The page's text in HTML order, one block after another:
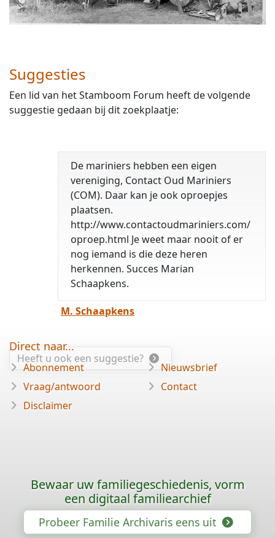
Suggesties
Een lid van het Stamboom Forum heeft de volgende
suggestie gedaan bij dit zoekplaatje:
De mariniers hebben een eigen
vereniging, Contact Oud Mariniers
(COM). Daar kan je ook oproepjes
plaatsen.
http://www.contactoudmariniers.com/
oproep.html Je weet maar nooit of er
nog iemand is die deze heren
herkennen. Succes Marian
Schaapkens.
M. Schaapkens
Heeft u ook een suggestie?
Direct naar...
Abonnement
Vraag/antwoord
Disclaimer
Nieuwsbrief
Contact
Bewaar uw familiegeschiedenis, vorm
een digitaal familiearchief
Probeer Familie Archivaris eens uit